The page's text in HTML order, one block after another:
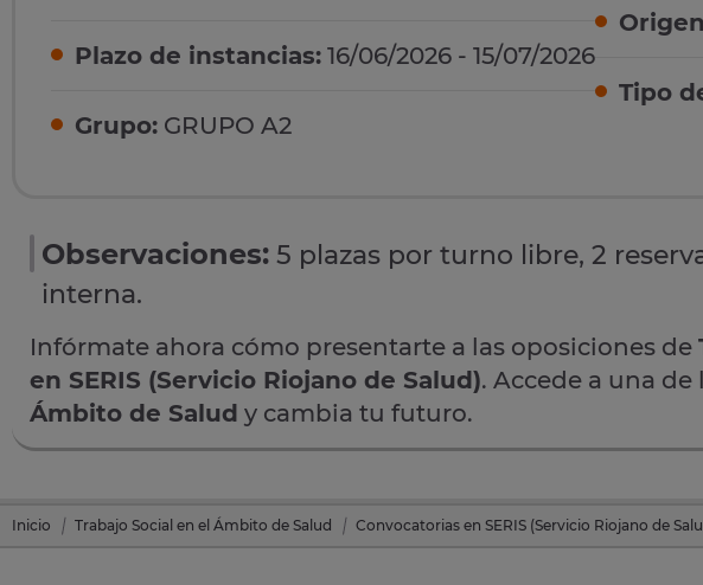
Plazo de instancias: 16/06/2026 - 15/07/2026
Grupo: GRUPO A2
Tipo
Observaciones: 5 plazas por turno libre, 2
interna.
Infórmate ahora cómo presentarte a las oposiciones de
en SERIS (Servicio Riojano de Salud). Accede a una de
Ámbito de Salud y cambia tu futuro.
Inicio Trabajo Social en el Ámbito de Salud Convocatorias en SERIS (Servicio Riojano de